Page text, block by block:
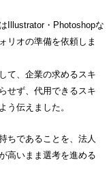
Illustrator・Photoshopな
リオの準備を依頼しま
て、企業の求めるスキ
せず、代用できるスキ
う伝えました。
ちであることを、法人
高いまま選考を進める